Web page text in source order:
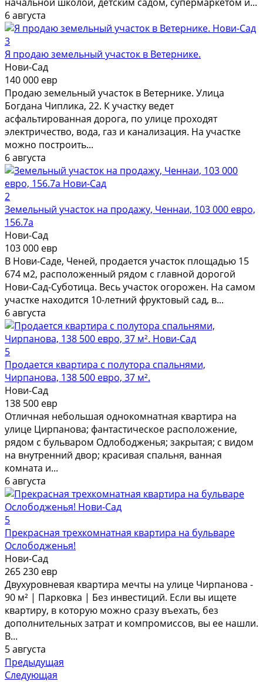
6 августа
3
Я продаю земельный участок в Ветернике.
Нови-Сад
140 000 евр
Продаю земельный участок в Ветернике. Улица
Богдана Чиплика, 22. К участку ведет
асфальтированная дорога, по улице проходят
электричество, вода, газ и канализация. На участке
можно построить...
6 августа
2
Земельный участок на продажу, Ченнаи, 103 000 евро,
156.7a
Нови-Сад
103 000 евр
В Нови-Саде, Ченей, продается участок площадью 15
674 м2, расположенный рядом с главной дорогой
Нови-Сад-Суботица. Весь участок огорожен. На самом
участке находится 10-летний фруктовый сад, в...
6 августа
5
Продается квартира с полутора спальнями,
Чирпанова, 138 500 евро, 37 м².
Нови-Сад
138 500 евр
Отличная небольшая однокомнатная квартира на
улице Цирпанова; фантастическое расположение,
рядом с бульваром Одлободженья; закрытая; с видом
на внутренний двор; красивая спальня, ванная
комната и...
6 августа
5
Прекрасная трехкомнатная квартира на бульваре
Ослободженья!
Нови-Сад
265 230 евр
Двухуровневая квартира мечты на улице Чирпанова -
90 м² | Парковка | Без инвестиций. Если вы ищете
квартиру, в которую можно сразу въехать, без
дополнительных затрат и компромиссов, вы ее нашли.
В...
5 августа
Предыдущая
Следующая